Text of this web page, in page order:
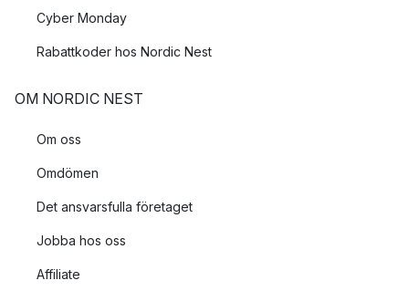
Cyber Monday
Rabattkoder hos Nordic Nest
OM NORDIC NEST
Om oss
Omdömen
Det ansvarsfulla företaget
Jobba hos oss
Affiliate